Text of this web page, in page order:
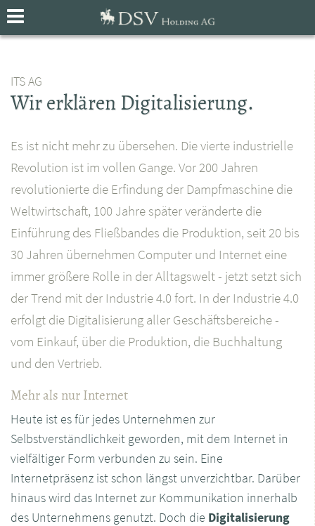
ITS AG
Wir erklären Digitalisierung.
Es ist nicht mehr zu übersehen. Die vierte industrielle
Revolution ist im vollen Gange. Vor 200 Jahren
revolutionierte die Erfindung der Dampfmaschine die
Weltwirtschaft, 100 Jahre später veränderte die
Einführung des Fließbandes die Produktion, seit 20 bis
30 Jahren übernehmen Computer und Internet eine
immer größere Rolle in der Alltagswelt - jetzt setzt sich
der Trend mit der Industrie 4.0 fort. In der Industrie 4.0
erfolgt die Digitalisierung aller Geschäftsbereiche -
vom Einkauf, über die Produktion, die Buchhaltung
und den Vertrieb.
Mehr als nur Internet
Heute ist es für jedes Unternehmen zur
Selbstverständlichkeit geworden, mit dem Internet in
vielfältiger Form verbunden zu sein. Eine
Internetpräsenz ist schon längst unverzichtbar. Darüber
hinaus wird das Internet zur Kommunikation innerhalb
des Unternehmens genutzt. Doch die Digitalisierung